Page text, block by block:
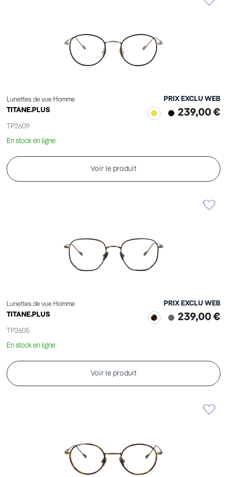
Lunettes de vue Homme
TITANE.PLUS
TP2609
PRIX EXCLU WEB
239,00 €
En stock en ligne
Voir le produit
Lunettes de vue Homme
TITANE.PLUS
TP2605
PRIX EXCLU WEB
239,00 €
En stock en ligne
Voir le produit